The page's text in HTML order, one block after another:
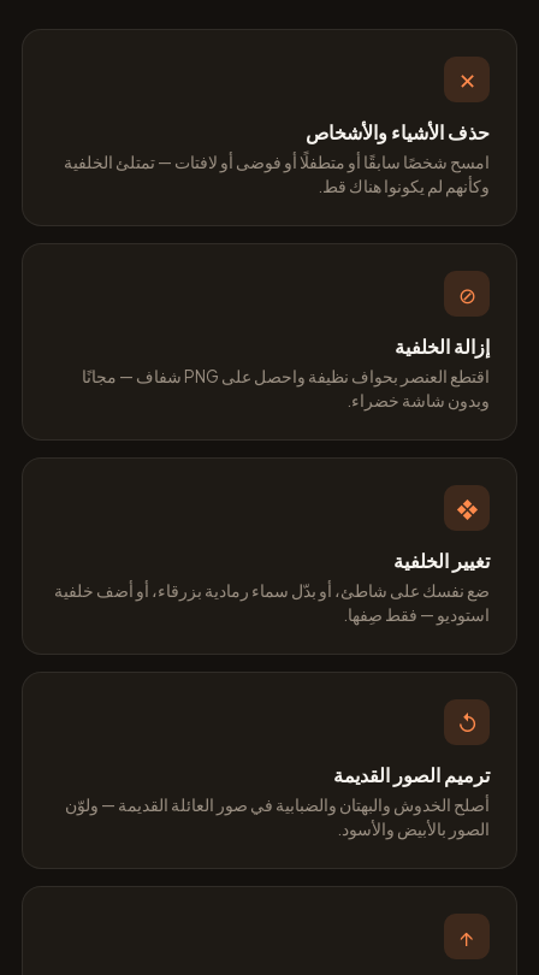
✕
حذف الأشياء والأشخاص
امسح شخصًا سابقًا أو متطفلًا أو فوضى أو لافتات — تمتلئ الخلفية
وكأنهم لم يكونوا هناك قط.
⊘
إزالة الخلفية
اقتطع العنصر بحواف نظيفة واحصل على PNG شفاف — مجانًا
وبدون شاشة خضراء.
❖
تغيير الخلفية
ضع نفسك على شاطئ، أو بدّل سماء رمادية بزرقاء، أو أضف خلفية
استوديو — فقط صِفها.
↺
ترميم الصور القديمة
أصلح الخدوش والبهتان والضبابية في صور العائلة القديمة — ولوّن
الصور بالأبيض والأسود.
↑